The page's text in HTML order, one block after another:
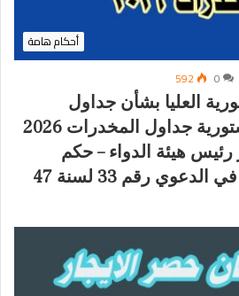
أحكام هامة
0
592
العليا بشأن جداول
المخدرات – عدم دستورية جداول المخدرات 2026
هيئة الدواء – حكم
المحكمة الدستورية في الدعوي رقم 33 لسنة 47